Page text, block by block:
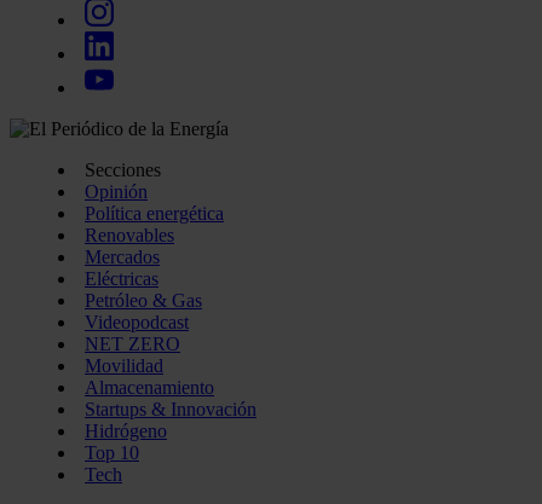
Secciones
Opinión
Política energética
Renovables
Mercados
Eléctricas
Petróleo & Gas
Videopodcast
NET ZERO
Movilidad
Almacenamiento
Startups & Innovación
Hidrógeno
Top 10
Tech